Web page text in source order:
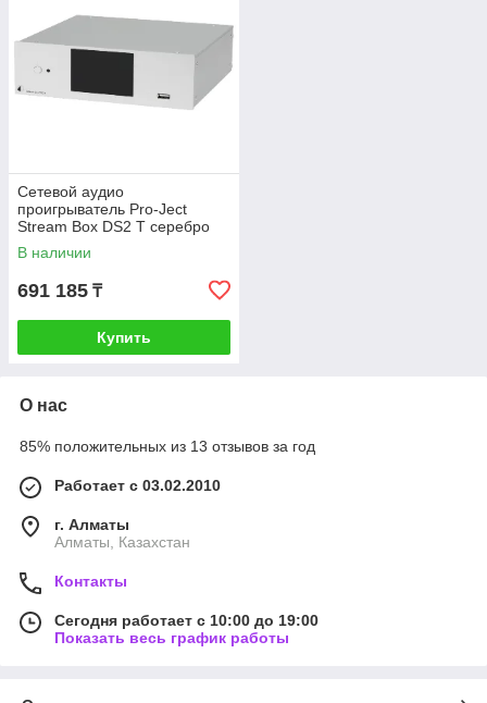
Cетевой аудио
проигрыватель Pro-Ject
Stream Вох DS2 Т серебро
В наличии
691 185 ₸
Купить
О нас
85% положительных из 13 отзывов за год
Работает с 03.02.2010
г. Алматы
Алматы, Казахстан
Контакты
Сегодня работает с 10:00 до 19:00
Показать весь график работы